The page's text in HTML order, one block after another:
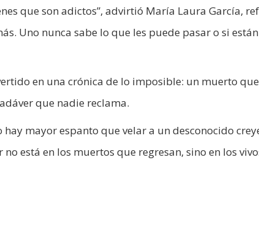
que son adictos”, advirtió María Laura García,
Uno nunca sabe lo que les puede pasar o si
en una crónica de lo imposible: un muerto que
que nadie reclama.
mayor espanto que velar a un desconocido
está en los muertos que regresan, sino en los